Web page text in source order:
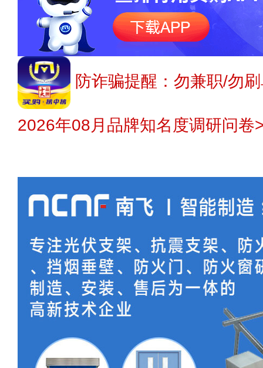
防诈骗提醒：勿兼职/勿
2026年08月品牌知名度调研问卷